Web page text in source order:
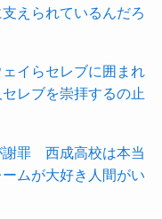
えられているんだろ
イらセレブに囲まれ
レブを崇拝するの止
謝罪 西成高校は本当
ムが大好き人間がい